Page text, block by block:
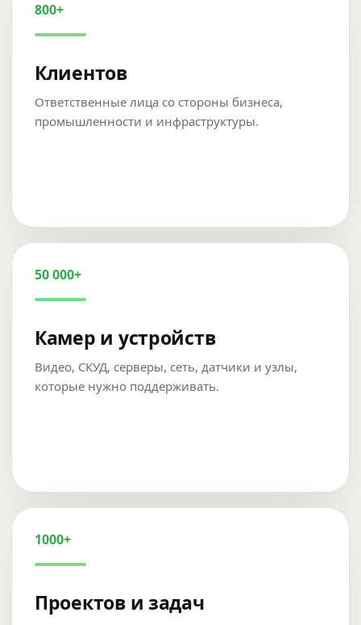
800+
Клиентов
Ответственные лица со стороны бизнеса,
промышленности и инфраструктуры.
50 000+
Камер и устройств
Видео, СКУД, серверы, сеть, датчики и узлы,
которые нужно поддерживать.
1000+
Проектов и задач